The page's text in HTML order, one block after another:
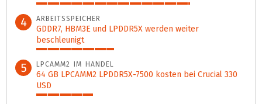
73%
4 ARBEITSSPEICHER
GDDR7, HBM3E und LPDDR5X werden weiter
beschleunigt
37%
5 LPCAMM2 IM HANDEL
64 GB LPCAMM2 LPDDR5X-7500 kosten bei Crucial 330
USD
27%